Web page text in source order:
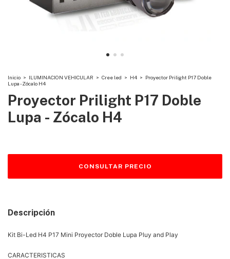
Inicio > ILUMINACION VEHICULAR > Cree led > H4 > Proyector Prilight P17 Doble
Lupa - Zócalo H4
Proyector Prilight P17 Doble
Lupa - Zócalo H4
Descripción
Kit Bi-Led H4 P17 Mini Proyector Doble Lupa Pluy and Play
CARACTERISTICAS